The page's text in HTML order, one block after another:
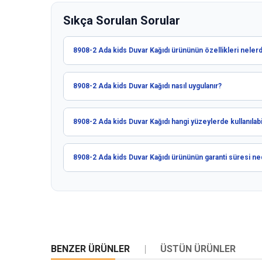
Sıkça Sorulan Sorular
8908-2 Ada kids Duvar Kağıdı ürününün özellikleri
8908-2 Ada kids Duvar Kağıdı nasıl uygulanır?
8908-2 Ada kids Duvar Kağıdı hangi yüzeylerde
8908-2 Ada kids Duvar Kağıdı ürününün garanti süresi
BENZER ÜRÜNLER ÜSTÜN ÜRÜNLER